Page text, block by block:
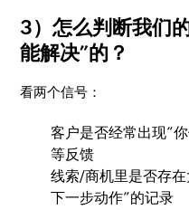
3）怎么判断我们
能解决”的？
看两个信号：
客户是否经常出现“
等反馈
线索/商机里是否存
下一步动作”的记录